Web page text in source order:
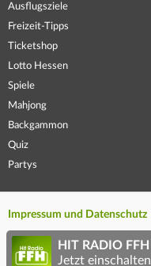
Ausflugsziele
Freizeit-Tipps
Ticketshop
Lotto Hessen
Spiele
Mahjong
Backgammon
Quiz
Partys
Impressum und Datenschutz
HIT RADIO FFH
Jetzt einschalten